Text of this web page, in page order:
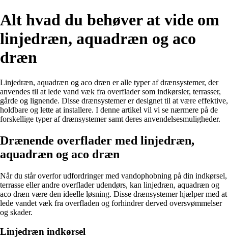
Alt hvad du behøver at vide om
linjedræn, aquadræn og aco
dræn
Linjedræn, aquadræn og aco dræn er alle typer af drænsystemer, der
anvendes til at lede vand væk fra overflader som indkørsler, terrasser,
gårde og lignende. Disse drænsystemer er designet til at være effektive,
holdbare og lette at installere. I denne artikel vil vi se nærmere på de
forskellige typer af drænsystemer samt deres anvendelsesmuligheder.
Drænende overflader med linjedræn,
aquadræn og aco dræn
Når du står overfor udfordringer med vandophobning på din indkørsel,
terrasse eller andre overflader udendørs, kan linjedræn, aquadræn og
aco dræn være den ideelle løsning. Disse drænsystemer hjælper med at
lede vandet væk fra overfladen og forhindrer derved oversvømmelser
og skader.
Linjedræn indkørsel